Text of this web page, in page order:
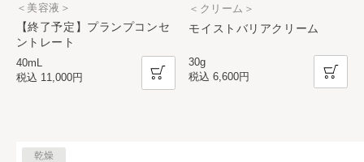
【終了予定】プランプコンセ
ントレート
＜美容液＞
40mL
税込 11,000円
モイストバリアクリーム
＜クリーム＞
30g
税込6,600円
乾燥